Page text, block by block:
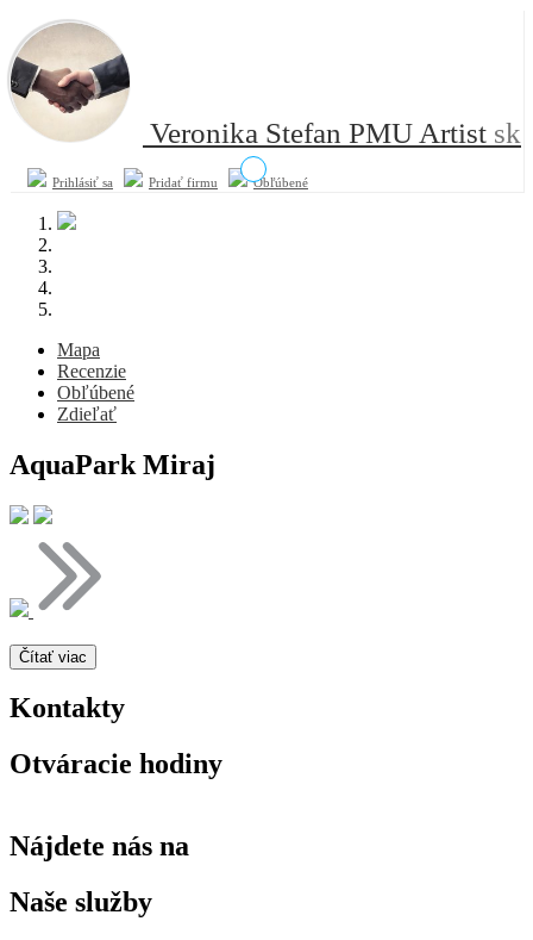
Veronika Stefan PMU Artist sk
Prihlásiť sa Pridať firmu Obľúbené
Mapa
Recenzie
Obľúbené
Zdieľať
AquaPark Miraj
Čítať viac
Kontakty
Otváracie hodiny
Nájdete nás na
Naše služby